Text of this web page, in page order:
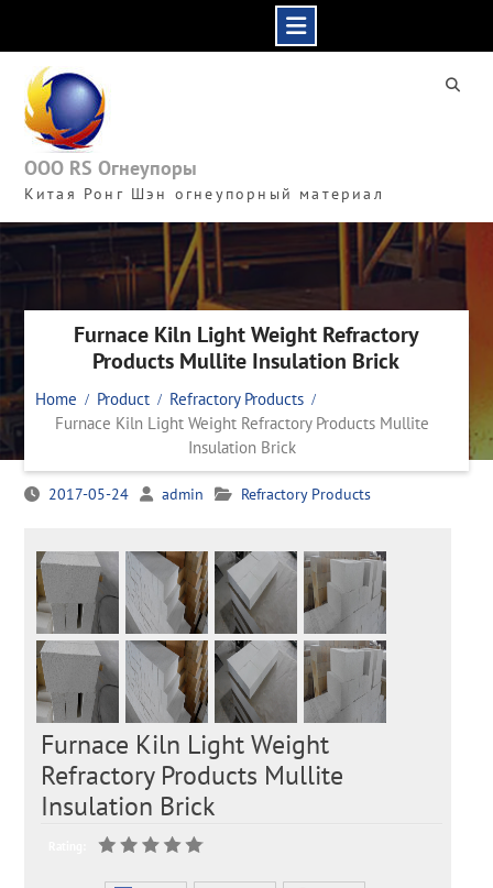
content
ООО RS Огнеупоры
Китая Ронг Шэн огнеупорный материал
Furnace Kiln Light Weight Refractory
Products Mullite Insulation Brick
Home Product
Refractory Products
Furnace Kiln Light Weight Refractory Products Mullite
Insulation Brick
2017-05-24 admin Refractory Products
Furnace Kiln Light Weight
Refractory Products Mullite
Insulation Brick